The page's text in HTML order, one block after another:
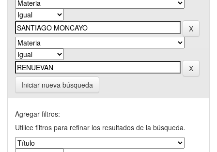
Iniciar nueva búsqueda
Agregar filtros:
Utilice filtros para refinar los resultados de la búsqueda.